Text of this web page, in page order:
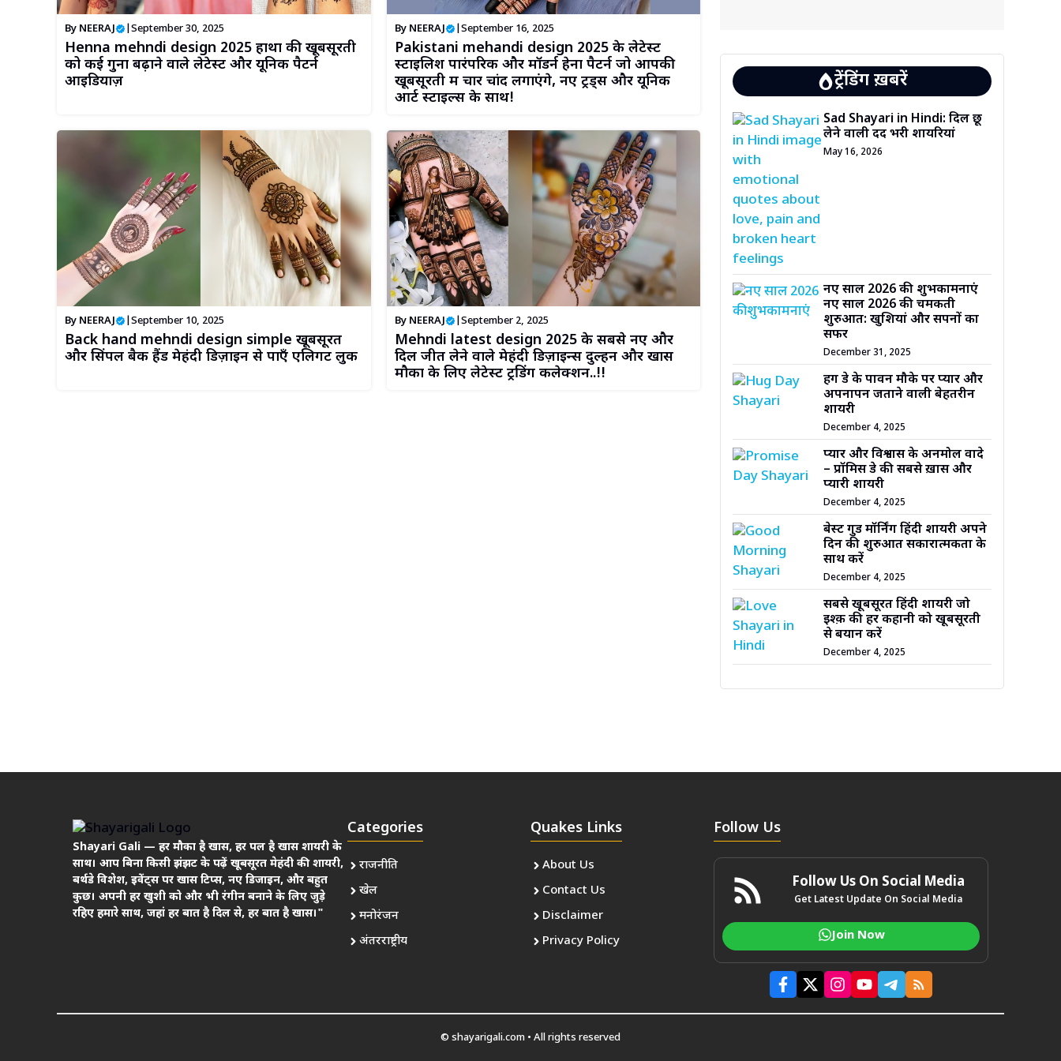
By NEERAJ September 30, 2025
Henna mehndi design 2025 हाथों की खूबसूरती
को कई गुना बढ़ाने वाले लेटेस्ट और यूनिक पैटर्न
आइडियाज़
By NEERAJ | September 16, 2025
Pakistani mehandi design 2025 के लेटेस्ट
स्टाइलिश पारंपरिक और मॉडर्न हेना पैटर्न जो आपकी
खूबसूरती में चार चांद लगाएंगे, नए ट्रेंड्स और यूनिक
आर्ट स्टाइल्स के साथ!
By NEERAJ September 10, 2025
Back hand mehndi design simple खूबसूरत
और सिंपल बैक हैंड मेहंदी डिज़ाइन से पाएँ एलिगेंट लुक
By NEERAJ | September 2, 2025
Mehndi latest design 2025 के सबसे नए और
दिल जीत लेने वाले मेहंदी डिज़ाइन्स दुल्हन और खास
मौकों के लिए लेटेस्ट ट्रेंडिंग कलेक्शन..!!
ट्रेंडिंग ख़बरें
Sad Shayari in Hindi: दिल छू
लेने वाली दर्द भरी शायरियां
May 16, 2026
नए साल 2026 की शुभकामनाएं
नए साल 2026 की चमकती
शुरुआत: खुशियां और सपनों का
सफर
December 31, 2025
हग डे के पावन मौके पर प्यार और
अपनापन जताने वाली बेहतरीन
शायरी
December 4, 2025
प्यार और विश्वास के अनमोल वादे
– प्रॉमिस डे की सबसे ख़ास और
प्यारी शायरी
December 4, 2025
बेस्ट गुड मॉर्निंग हिंदी शायरी अपने
दिन की शुरुआत सकारात्मकता के
साथ करें
December 4, 2025
सबसे खूबसूरत हिंदी शायरी जो
इश्क़ की हर कहानी को खूबसूरती
से बयान करें
December 4, 2025
Shayari Gali — हर मौका है खास, हर पल है खास शायरी के
साथ। आप बिना किसी झंझट के पढ़ें खूबसूरत मेहंदी की शायरी,
बर्थडे विशेश, इवेंट्स पर खास टिप्स, नए डिजाइन, और बहुत
कुछ। अपनी हर खुशी को और भी रंगीन बनाने के लिए जुड़े
रहिए हमारे साथ, जहां हर बात है दिल से, हर बात है खास।"
Categories
राजनीति
खेल
मनोरंजन
अंतरराष्ट्रीय
Quakes Links
About Us
Contact Us
Disclaimer
Privacy Policy
Follow Us
Follow Us On Social Media
Get Latest Update On Social Media
Join Now
© shayarigali.com • All rights reserved